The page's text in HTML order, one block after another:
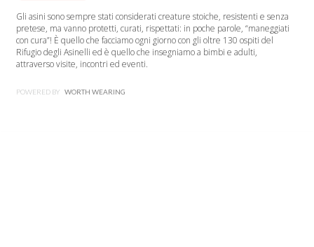
Gli asini sono sempre stati considerati creature stoiche, resistenti e senza
pretese, ma vanno protetti, curati, rispettati: in poche parole, “maneggiati
con cura”! È quello che facciamo ogni giorno con gli oltre 130 ospiti del
Rifugio degli Asinelli ed è quello che insegniamo a bimbi e adulti,
attraverso visite, incontri ed eventi.
POWERED BY WORTH WEARING